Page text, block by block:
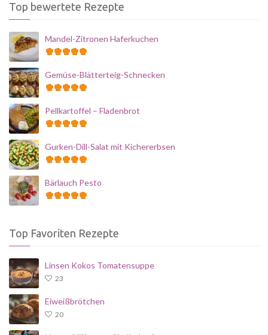
Top bewertete Rezepte
Mandel-Zitronen Haferkuchen
Gemüse-Blätterteig-Schnecken
Pellkartoffel – Fladenbrot
Gurken-Dill-Salat mit Kichererbsen
Bärlauch Pesto
Top Favoriten Rezepte
Linsen Kokos Tomatensuppe
23
Eiweißbrötchen
20